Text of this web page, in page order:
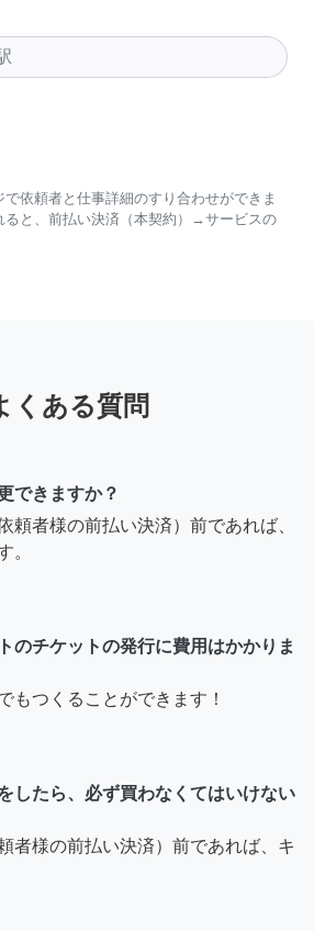
依頼者と仕事詳細のすり合わせができま
ると、前払い決済（本契約）→サービスの
くある質問
できますか？
頼者様の前払い決済）前であれば、
。
のチケットの発行に費用はかかりま
もつくることができます！
したら、必ず買わなくてはいけない
者様の前払い決済）前であれば、キ